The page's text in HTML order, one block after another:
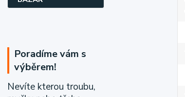
Poradíme vám s
výběrem!
Nevíte kterou troubu,